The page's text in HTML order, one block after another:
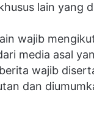
lain yang
wajib
media asal
wajib
dan